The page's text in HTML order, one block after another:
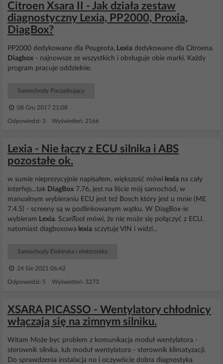
Citroen Xsara II - Jak działa zestaw
diagnostyczny Lexia, PP2000, Proxia,
DiagBox?
PP2000 dedykowane dla Peugeota, Lexia dedykowane dla Citroena.
Diagbox - najnowsze ze wszystkich i obsługuje obie marki. Każdy
program pracuje oddzielnie.
Samochody Początkujący
08 Gru 2017 21:08
Odpowiedzi: 3 Wyświetleń: 2166
Lexia - Nie łączy z ECU silnika i ABS
pozostałe ok.
w sumie nieprezycyjnie napisałem, większość mówi lexia na cały
interfejs...tak DiagBox 7.76, jest na liście mój samochód, w
manualnym wybieraniu ECU jest też Bosch który jest u mnie (ME
7.4.5) - screeny są w podlinkowanym wątku. W DiagBox-ie
wybieram Lexia. ScanTool mówi, że nie może się połączyć z ECU,
natomiast diagboxowa lexia sczytuje VIN i widzi...
Samochody Elektryka i elektronika
24 Sie 2021 06:42
Odpowiedzi: 5 Wyświetleń: 3273
XSARA PICASSO - Wentylatory chłodnicy
włączają się na zimnym silniku.
Witam Może byc problem z komunikacja moduł wentylatora -
sterownik silnika, lub moduł wentylatora - sterownik klimatyzacji.
Do sprawdzenia instalacja no i oczywiście dobra diagnostyka